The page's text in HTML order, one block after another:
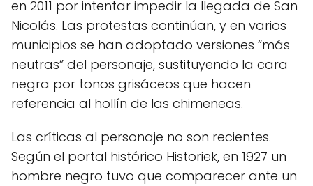
en 2011 por intentar impedir la llegada de San
Nicolás. Las protestas continúan, y en varios
municipios se han adoptado versiones “más
neutras” del personaje, sustituyendo la cara
negra por tonos grisáceos que hacen
referencia al hollín de las chimeneas.
Las críticas al personaje no son recientes.
Según el portal histórico Historiek, en 1927 un
hombre negro tuvo que comparecer ante un